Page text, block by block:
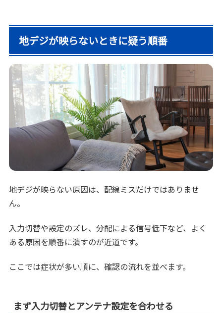
地デジが映らないときに疑う順番
地デジが映らない原因は、配線ミスだけではありませ
ん。
入力切替や設定のズレ、分配による信号低下など、よく
ある原因を順番に潰すのが近道です。
ここでは症状が多い順に、確認の流れを並べます。
まず入力切替とアンテナ設定を合わせる